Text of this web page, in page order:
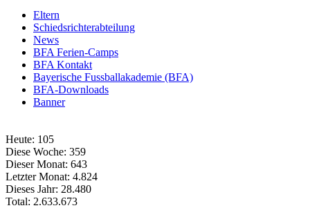
Eltern
Schiedsrichterabteilung
News
BFA Ferien-Camps
BFA Kontakt
Bayerische Fussballakademie (BFA)
BFA-Downloads
Banner
Heute: 105
Diese Woche: 359
Dieser Monat: 643
Letzter Monat: 4.824
Dieses Jahr: 28.480
Total: 2.633.673